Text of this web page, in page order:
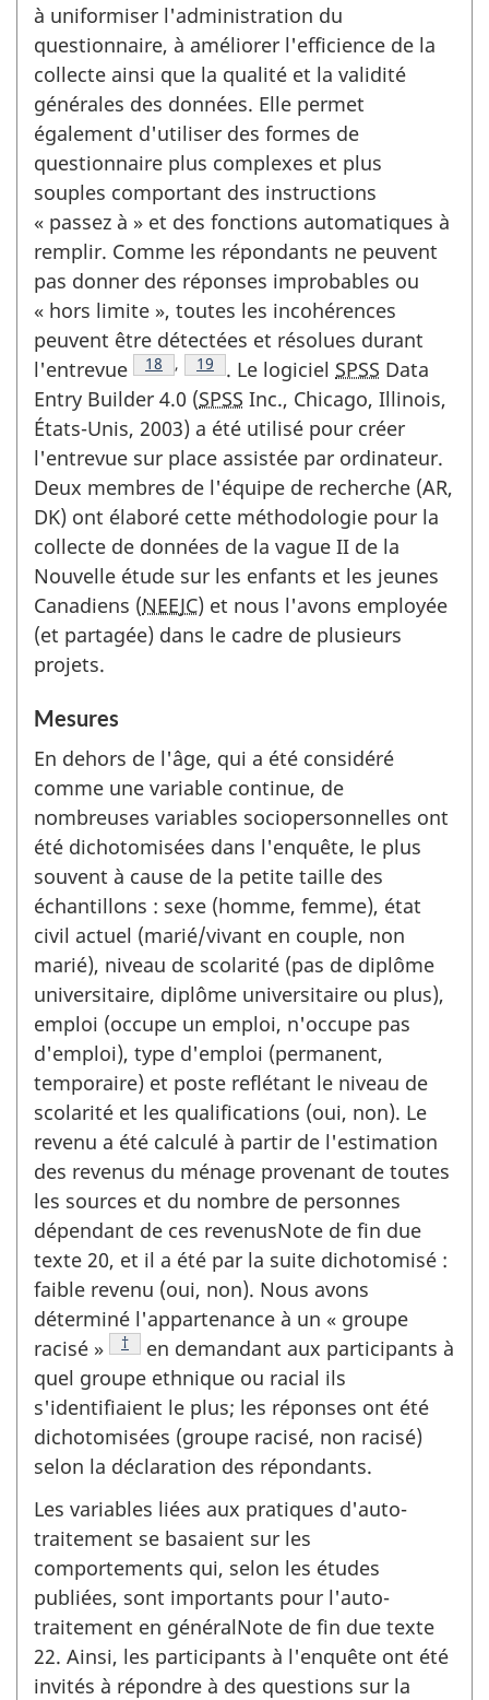
à uniformiser l'administration du
questionnaire, à améliorer l'efficience de la
collecte ainsi que la qualité et la validité
générales des données. Elle permet
également d'utiliser des formes de
questionnaire plus complexes et plus
souples comportant des instructions
« passez à » et des fonctions automatiques à
remplir. Comme les répondants ne peuvent
pas donner des réponses improbables ou
« hors limite », toutes les incohérences
peuvent être détectées et résolues durant
l'entrevue
Note de fin due texte
18 , Note de fin due texte
19 . Le logiciel SPSS Data
Entry Builder 4.0 (SPSS Inc., Chicago, Illinois,
États-Unis, 2003) a été utilisé pour créer
l'entrevue sur place assistée par ordinateur.
Deux membres de l'équipe de recherche (AR,
DK) ont élaboré cette méthodologie pour la
collecte de données de la vague II de la
Nouvelle étude sur les enfants et les jeunes
Canadiens (NEEJC) et nous l'avons employée
(et partagée) dans le cadre de plusieurs
projets.
Mesures
En dehors de l'âge, qui a été considéré
comme une variable continue, de
nombreuses variables sociopersonnelles ont
été dichotomisées dans l'enquête, le plus
souvent à cause de la petite taille des
échantillons : sexe (homme, femme), état
civil actuel (marié/vivant en couple, non
marié), niveau de scolarité (pas de diplôme
universitaire, diplôme universitaire ou plus),
emploi (occupe un emploi, n'occupe pas
d'emploi), type d'emploi (permanent,
temporaire) et poste reflétant le niveau de
scolarité et les qualifications (oui, non). Le
revenu a été calculé à partir de l'estimation
des revenus du ménage provenant de toutes
les sources et du nombre de personnes
dépendant de ces revenusNote de fin due
texte 20, et il a été par la suite dichotomisé :
faible revenu (oui, non). Nous avons
déterminé l'appartenance à un « groupe
racisé »
Note de bas de page
†
en demandant aux participants à
quel groupe ethnique ou racial ils
s'identifiaient le plus; les réponses ont été
dichotomisées (groupe racisé, non racisé)
selon la déclaration des répondants.
Les variables liées aux pratiques d'auto-
traitement se basaient sur les
comportements qui, selon les études
publiées, sont importants pour l'auto-
traitement en généralNote de fin due texte
22. Ainsi, les participants à l'enquête ont été
invités à répondre à des questions sur la